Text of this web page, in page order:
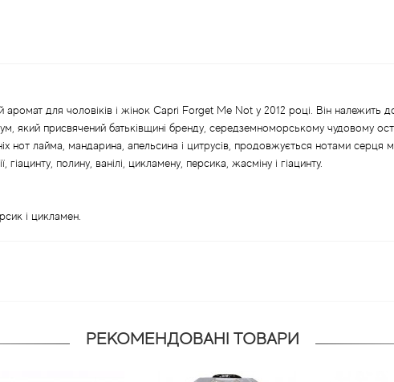
аромат для чоловіків і жінок Capri Forget Me Not у 2012 році. Він належить
який присвячений батьківщині бренду, середземноморському чудовому
нот лайма, мандарина, апельсина і цитрусів, продовжується нотами серця
полину, ванілі, цикламену, персика, жасміну і гіацинту.
і цикламен.
РЕКОМЕНДОВАНІ ТОВАРИ